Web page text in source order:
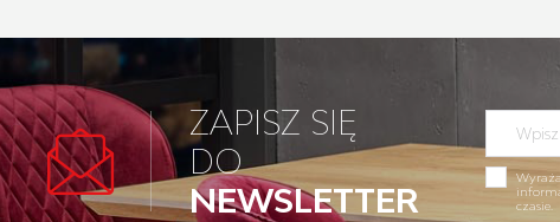
ZAPISZ SIĘ
DO
NEWSLETTER
czasie.